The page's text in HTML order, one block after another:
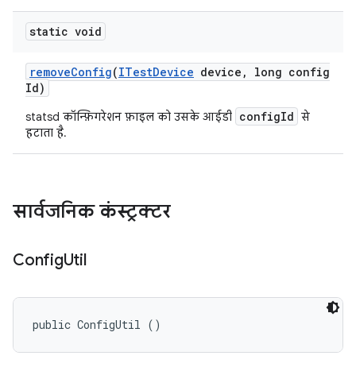
static void
removeConfig(ITestDevice device ,
long config
Id)
statsd कॉन्फ़िगरेशन फ़ाइल को उसके आईडी configId से
हटाता है.
सार्वजनिक कंस्ट्रक्टर
ConfigUtil
public ConfigUtil ()